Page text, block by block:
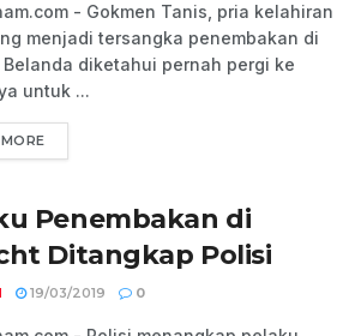
- Gokmen Tanis, pria kelahiran
menjadi tersangka penembakan di
Belanda diketahui pernah pergi ke
untuk ...
Penembakan di
Ditangkap Polisi
19/03/2019 0